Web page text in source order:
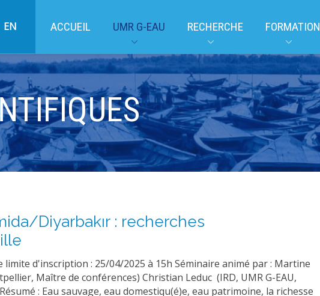
EN ACCUEIL UMR G-EAU RECHERCHE FORMATION
Diyarbakır : recherches
d'inscription : 25/04/2025 à 15h Séminaire animé par : Martine
Maître de conférences) Christian Leduc (IRD, UMR G-EAU,
: Eau sauvage, eau domestiqu(é)e, eau patrimoine, la richesse